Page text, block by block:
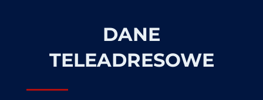
DANE
TELEADRESOWE